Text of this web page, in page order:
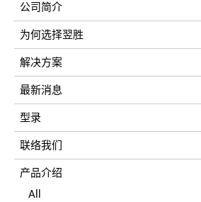
公司简介
为何选择翌胜
解决方案
最新消息
型录
联络我们
产品介绍
All